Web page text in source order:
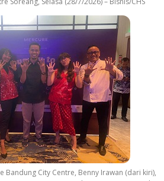
Bandung City Centre, Benny Irawan (dari kiri),